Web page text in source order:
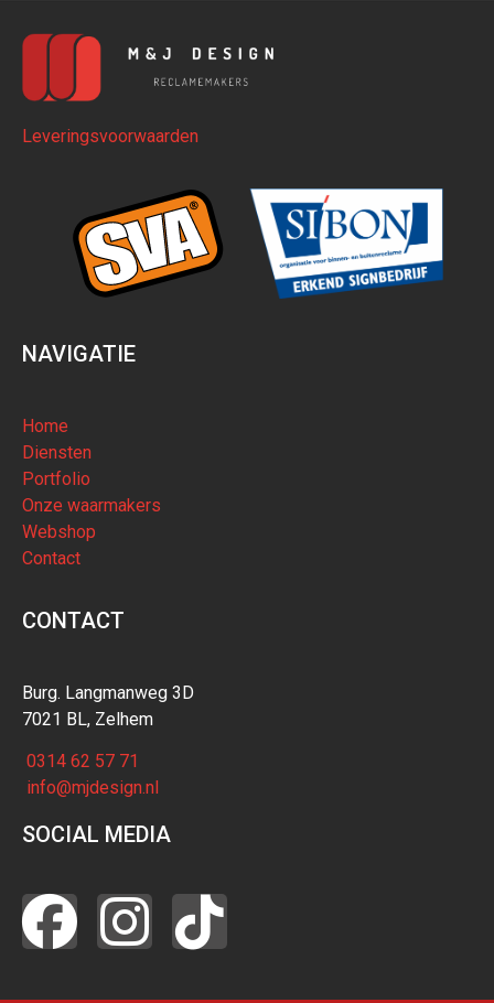
Leveringsvoorwaarden
NAVIGATIE
Home
Diensten
Portfolio
Onze waarmakers
Webshop
Contact
CONTACT
Burg. Langmanweg 3D
7021 BL, Zelhem
0314 62 57 71
info@mjdesign.nl
SOCIAL MEDIA